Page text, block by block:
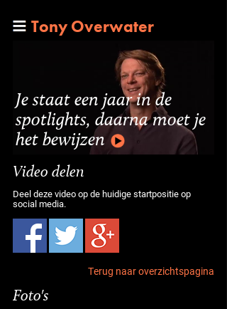
Tony Overwater
Je staat een jaar in de
spotlights, daarna moet je
het bewijzen
Video delen
Deel deze video op de huidige startpositie op
social media.
Terug naar overzichtspagina
Foto's